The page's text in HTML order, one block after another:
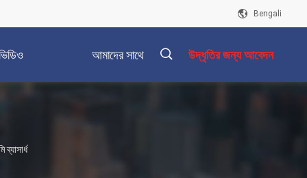
Bengali
আমাদের সাথে উদ্ধৃতির জন্য আবেদন